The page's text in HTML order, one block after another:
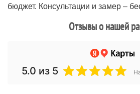
бюджет. Консультации и замер –
Отзывы о нашей
5.0 из 5